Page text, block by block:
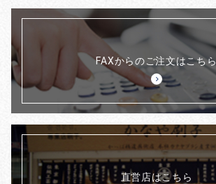
FAXからのご注文はこちら
直営店はこちら